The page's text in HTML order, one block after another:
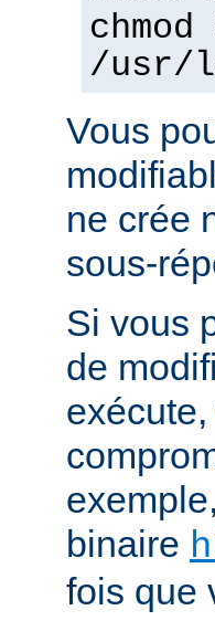
chmod
/usr/
Vous
ne crée
sous-
Si vous
de
binaire
fois que